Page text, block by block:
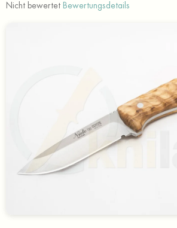
Die
Nicht bewertet Bewertungsdetails